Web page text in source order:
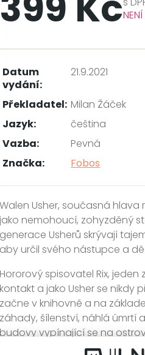
Datum
vydání:
21.9.2021
Překladatel: Milan Žáček
Jazyk:
čeština
Vazba:
Pevná
Značka: Fobos
Walen Usher, současná hlava
jako nemohoucí, zohyzděný
generace Usherů skrývají
aby určil svého nástupce a
Hororový spisovatel Rix,
kontakt a jako Usher se
začne v knihovně a na
záhady, šílenství, náhlá úmrtí
budovy vypínající se na
která ho i nyní silně vábí do